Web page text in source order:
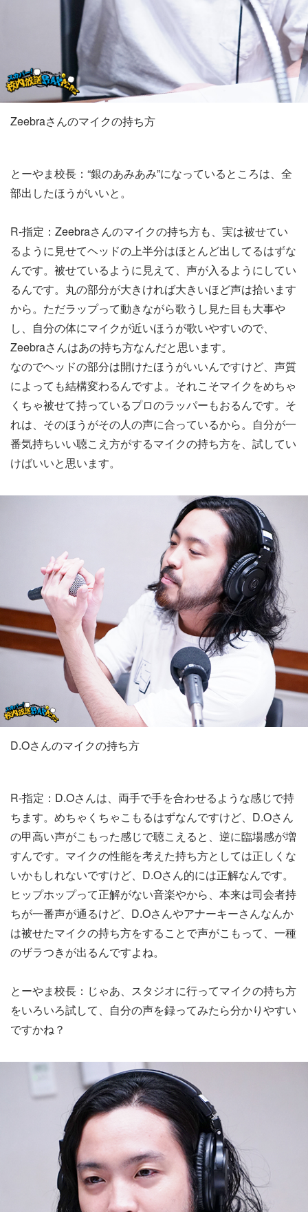
Zeebraさんのマイクの持ち方
とーやま校長：“銀のあみあみ”になっているところは、全
部出したほうがいいと。
R-指定：Zeebraさんのマイクの持ち方も、実は被せてい
るように見せてヘッドの上半分はほとんど出してるはずな
んです。被せているように見えて、声が入るようにしてい
るんです。丸の部分が大きければ大きいほど声は拾います
から。ただラップって動きながら歌うし見た目も大事や
し、自分の体にマイクが近いほうが歌いやすいので、
Zeebraさんはあの持ち方なんだと思います。
なのでヘッドの部分は開けたほうがいいんですけど、声質
によっても結構変わるんですよ。それこそマイクをめちゃ
くちゃ被せて持っているプロのラッパーもおるんです。そ
れは、そのほうがその人の声に合っているから。自分が一
番気持ちいい聴こえ方がするマイクの持ち方を、試してい
けばいいと思います。
D.Oさんのマイクの持ち方
R-指定：D.Oさんは、両手で手を合わせるような感じで持
ちます。めちゃくちゃこもるはずなんですけど、D.Oさん
の甲高い声がこもった感じで聴こえると、逆に臨場感が増
すんです。マイクの性能を考えた持ち方としては正しくな
いかもしれないですけど、D.Oさん的には正解なんです。
ヒップホップって正解がない音楽やから、本来は司会者持
ちが一番声が通るけど、D.Oさんやアナーキーさんなんか
は被せたマイクの持ち方をすることで声がこもって、一種
のザラつきが出るんですよね。
とーやま校長：じゃあ、スタジオに行ってマイクの持ち方
をいろいろ試して、自分の声を録ってみたら分かりやすい
ですかね？